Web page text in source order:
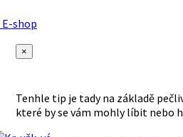
shop
×
Tenhle tip je tady na základě
které by se vám mohly líbit nebo